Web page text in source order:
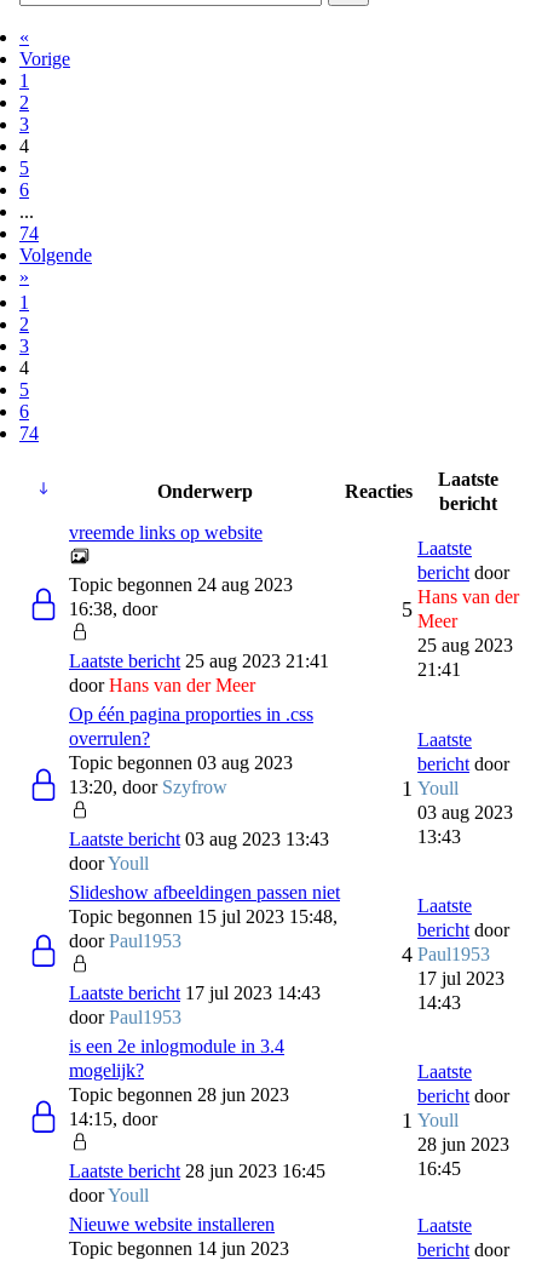
«
Vorige
1
2
3
4
5
6
...
74
Volgende
»
1
2
3
4
5
6
74
Onderwerp Reacties
Laatste
bericht
vreemde links op website
Topic begonnen 24 aug 2023
16:38, door
Laatste bericht 25 aug 2023 21:41
doorHans van der Meer
5
Laatste
bericht door
Hans van der
Meer
25 aug 2023
21:41
Op één pagina proporties in .css
overrulen?
Topic begonnen 03 aug 2023
13:20, door Szyfrow
Laatste bericht 03 aug 2023 13:43
doorYoull
1
Laatste
bericht door
Youll
03 aug 2023
13:43
Slideshow afbeeldingen passen niet
Topic begonnen 15 jul 2023 15:48,
doorPaul1953
Laatste bericht 17 jul 2023 14:43
doorPaul1953
4
Laatste
bericht door
Paul1953
17 jul 2023
14:43
is een 2e inlogmodule in 3.4
mogelijk?
Topic begonnen 28 jun 2023
14:15, door
Laatste bericht 28 jun 2023 16:45
doorYoull
1
Laatste
bericht door
Youll
28 jun 2023
16:45
Nieuwe website installeren
Topic begonnen 14 jun 2023
Laatste
bericht door